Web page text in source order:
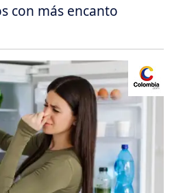
con más encanto